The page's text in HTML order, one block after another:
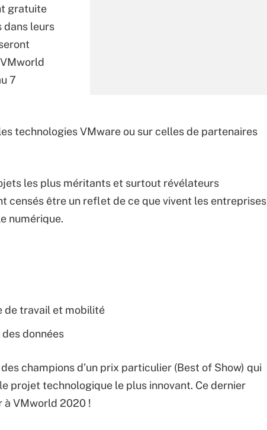
gratuite
dans leurs
VMworld
7
technologies VMware ou sur celles de partenaires
les plus méritants et surtout révélateurs
censés être un reflet de ce que vivent les entreprises
numérique.
de travail et mobilité
données
champions d’un prix particulier (Best of Show) qui
projet technologique le plus innovant. Ce dernier
à VMworld 2020 !